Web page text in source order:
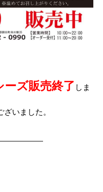
ーズ販売終了 しま
いました。